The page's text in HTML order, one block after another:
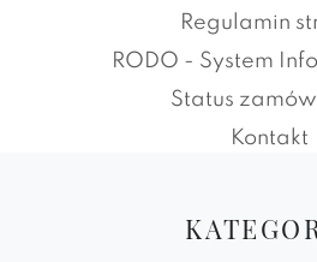
Regulamin
RODO - System
Status
Kontakt